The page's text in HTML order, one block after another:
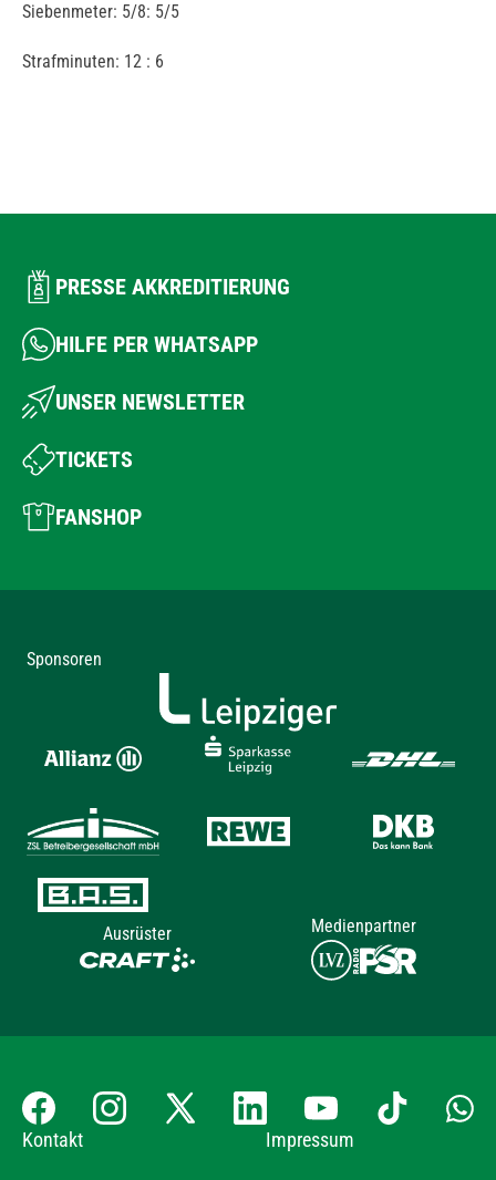
Siebenmeter: 5/8: 5/5
Strafminuten: 12 : 6
PRESSE AKKREDITIERUNG
HILFE PER WHATSAPP
UNSER NEWSLETTER
TICKETS
FANSHOP
Sponsoren
Ausrüster Medienpartner
Kontakt Impressum